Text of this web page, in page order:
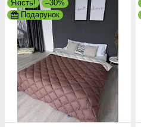
Якість!
–30%
Подарунок